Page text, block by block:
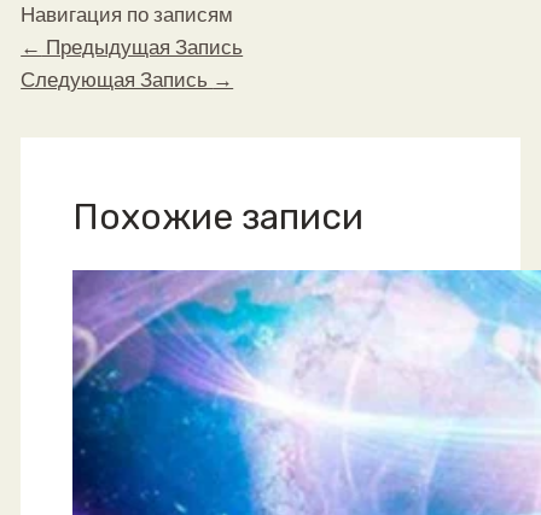
Навигация по записям
← Предыдущая Запись
Следующая Запись →
Похожие записи